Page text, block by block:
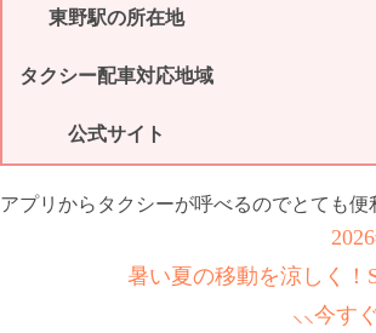
東野駅の所在地
タクシー配車対応地域
公式サイト
アプリからタクシーが呼べるのでとても
暑い夏の移動を涼しく！
⸜⸜今す